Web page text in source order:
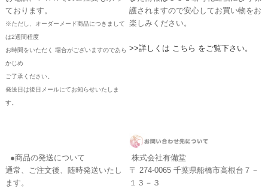
ております。
※ただし、オーダーメード商品につきまして
は2週間程度
お時間をいただく 場合がございますのであら
かじめ
ご了承ください。
発送日は後日メールにてお知らせいたしま
す。
護されますので安心してお買い物をお
楽しみください。
>>詳しくは こちら をご覧下さい。
●商品の発送について
通常、ご注文後、随時発送いたし
ます。
株式会社有備堂
〒 274-0065 千葉県船橋市高根台７－
１３－３